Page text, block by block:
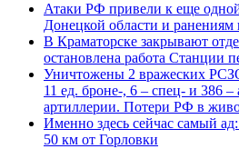
Атаки РФ привели к еще
Донецкой области и ранениям
В Краматорске закрывают
остановлена работа Станции
Уничтожены 2 вражеских
11 ед. броне-, 6 – спец- и 386 –
артиллерии. Потери РФ в
Именно здесь сейчас самый
50 км от Горловки